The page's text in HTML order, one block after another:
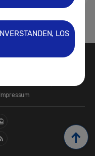
Impressum
LOS